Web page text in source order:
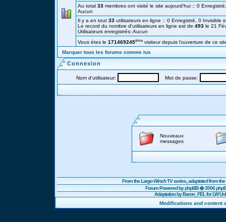
Au total 33 membres ont visité le site aujourd'hui :: 0
Aucun
Il y a en tout 33 utilisateurs en ligne :: 0 Enregistré, 0
Le record du nombre d'utilisateurs en ligne est de 493 le 21
Utilisateurs enregistrés: Aucun
Vous étes le 171469245éme visiteur depuis l'ouverture de ce
Marquer tous les forums comme lus
Connexion
Nom d'utilisateur: Mot de passe:
Nouveaux
messages
From theLargo WinchTV series, adaptated from
Forum Powered byphpBB� 2006
Adaptation by Baron_FEL for LW
Modifications and content